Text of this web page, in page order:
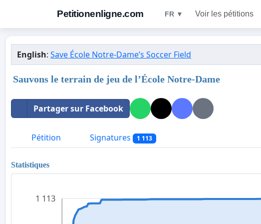
Petitionenligne.com FR ▼ Voir les pétitions
English:Save École Notre-Dame’s Soccer Field
Sauvons le terrain de jeu de l’École Notre-Dame
Partager sur Facebook
Pétition Signatures 1 113
Statistiques
1 113